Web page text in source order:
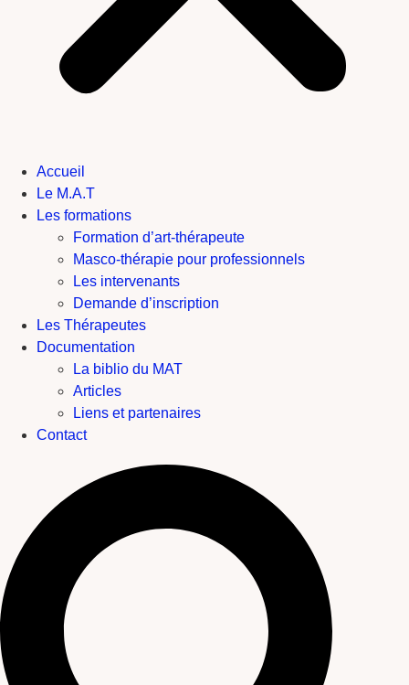
Accueil
Le M.A.T
Les formations
Formation d’art-thérapeute
Masco-thérapie pour professionnels
Les intervenants
Demande d’inscription
Les Thérapeutes
Documentation
La biblio du MAT
Articles
Liens et partenaires
Contact